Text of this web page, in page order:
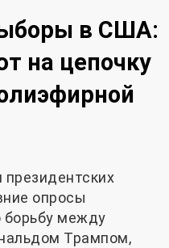
в США:
на цепочку
опросы
борьбу между
Трампом,